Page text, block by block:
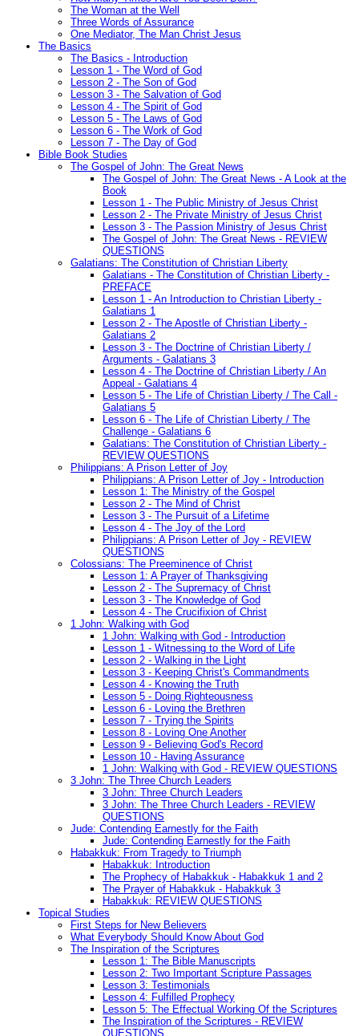
The Woman at the Well
Three Words of Assurance
One Mediator, The Man Christ Jesus
The Basics
The Basics - Introduction
Lesson 1 - The Word of God
Lesson 2 - The Son of God
Lesson 3 - The Salvation of God
Lesson 4 - The Spirit of God
Lesson 5 - The Laws of God
Lesson 6 - The Work of God
Lesson 7 - The Day of God
Bible Book Studies
The Gospel of John: The Great News
The Gospel of John: The Great News - A Look at the
Book
Lesson 1 - The Public Ministry of Jesus Christ
Lesson 2 - The Private Ministry of Jesus Christ
Lesson 3 - The Passion Ministry of Jesus Christ
The Gospel of John: The Great News - REVIEW
QUESTIONS
Galatians: The Constitution of Christian Liberty
Galatians - The Constitution of Christian Liberty -
PREFACE
Lesson 1 - An Introduction to Christian Liberty -
Galatians 1
Lesson 2 - The Apostle of Christian Liberty -
Galatians 2
Lesson 3 - The Doctrine of Christian Liberty /
Arguments - Galatians 3
Lesson 4 - The Doctrine of Christian Liberty / An
Appeal - Galatians 4
Lesson 5 - The Life of Christian Liberty / The Call -
Galatians 5
Lesson 6 - The Life of Christian Liberty / The
Challenge - Galatians 6
Galatians: The Constitution of Christian Liberty -
REVIEW QUESTIONS
Philippians: A Prison Letter of Joy
Philippians: A Prison Letter of Joy - Introduction
Lesson 1: The Ministry of the Gospel
Lesson 2 - The Mind of Christ
Lesson 3 - The Pursuit of a Lifetime
Lesson 4 - The Joy of the Lord
Philippians: A Prison Letter of Joy - REVIEW
QUESTIONS
Colossians: The Preeminence of Christ
Lesson 1: A Prayer of Thanksgiving
Lesson 2 - The Supremacy of Christ
Lesson 3 - The Knowledge of God
Lesson 4 - The Crucifixion of Christ
1 John: Walking with God
1 John: Walking with God - Introduction
Lesson 1 - Witnessing to the Word of Life
Lesson 2 - Walking in the Light
Lesson 3 - Keeping Christ's Commandments
Lesson 4 - Knowing the Truth
Lesson 5 - Doing Righteousness
Lesson 6 - Loving the Brethren
Lesson 7 - Trying the Spirits
Lesson 8 - Loving One Another
Lesson 9 - Believing God's Record
Lesson 10 - Having Assurance
1 John: Walking with God - REVIEW QUESTIONS
3 John: The Three Church Leaders
3 John: Three Church Leaders
3 John: The Three Church Leaders - REVIEW
QUESTIONS
Jude: Contending Earnestly for the Faith
Jude: Contending Earnestly for the Faith
Habakkuk: From Tragedy to Triumph
Habakkuk: Introduction
The Prophecy of Habakkuk - Habakkuk 1 and 2
The Prayer of Habakkuk - Habakkuk 3
Habakkuk: REVIEW QUESTIONS
Topical Studies
First Steps for New Believers
What Everybody Should Know About God
The Inspiration of the Scriptures
Lesson 1: The Bible Manuscripts
Lesson 2: Two Important Scripture Passages
Lesson 3: Testimonials
Lesson 4: Fulfilled Prophecy
Lesson 5: The Effectual Working Of the Scriptures
The Inspiration of the Scriptures - REVIEW
QUESTIONS